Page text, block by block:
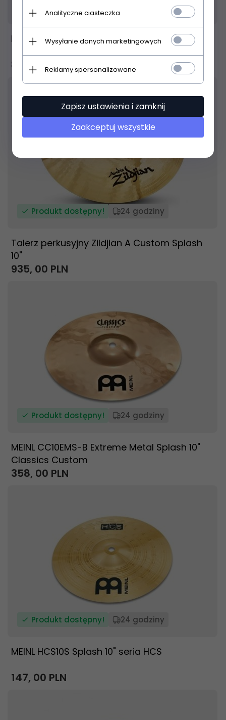
Produkt dostępny!
Meinl Byzance Extra Dry Dual Splash 10" talerz
862, 00PLN
Produkt dostępny! 24 godziny
Talerz perkusyjny Zildjian A Custom Splash
10"
935, 00 PLN
Produkt dostępny! 24 godziny
MEINL CC10EMS-B Extreme Metal Splash 10"
Classics Custom
358, 00 PLN
Produkt dostępny! 24 godziny
MEINL HCS10S Splash 10" seria HCS
147, 00 PLN
Analityczne ciasteczka
Wysyłanie danych marketingowych
Reklamy spersonalizowane
Zapisz ustawienia i zamknij
Zaakceptuj wszystkie